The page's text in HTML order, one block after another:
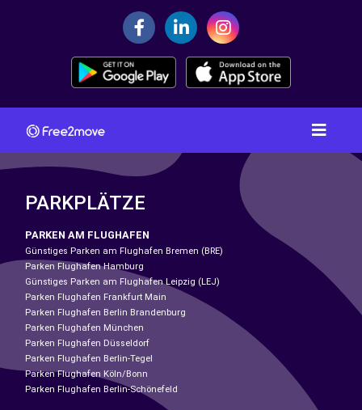
PARKPLÄTZE
PARKEN AM FLUGHAFEN
Günstiges Parken am Flughafen Bremen (BRE)
Parken Flughafen Hamburg
Günstiges Parken am Flughafen Leipzig (LEJ)
Parken Flughafen Frankfurt Main
Parken Flughafen Berlin Brandenburg
Parken Flughafen München
Parken Flughafen Düsseldorf
Parken Flughafen Berlin-Tegel
Parken Flughafen Köln/Bonn
Parken Flughafen Berlin-Schönefeld